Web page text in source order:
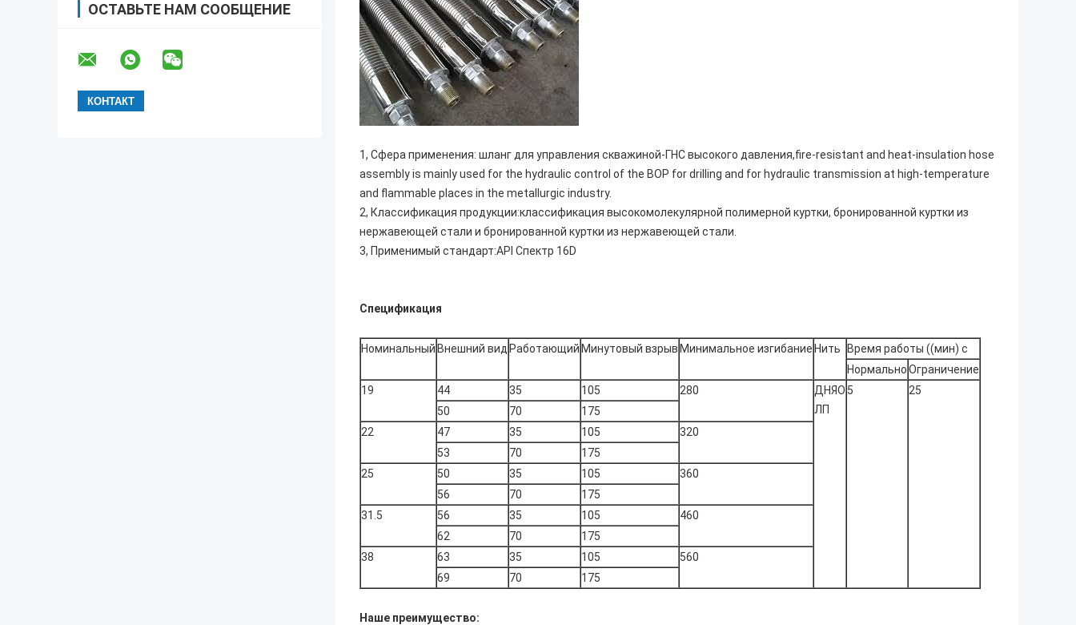
ОСТАВЬТЕ НАМ СООБЩЕНИЕ
1, Сфера применения: шланг для управления скважиной-ГНС высокого давления,fire-resistant and heat-insulation hose
assembly is mainly used for the hydraulic control of the BOP for drilling and for hydraulic transmission at high-temperature
and flammable places in the metallurgic industry.
2, Классификация продукции:классификация высокомолекулярной полимерной куртки, бронированной куртки из
нержавеющей стали и бронированной куртки из нержавеющей стали.
3, Применимый стандарт:API Спектр 16D
Спецификация
Номинальный Внешний вид Работающий Минутовый взрыв Минимальное изгибание Нить
Время работы ((мин) с
НормальноОграничение
19
44 35 105 280
ДНЯО
ЛП
5
25
50
70
175
22
47 35 105
320
53
70
175
25
50 35 105
360
56
70
175
31.5
56 35 105
460
62
70
175
38
63 35 105
560
69
70 175
Наше преимущество: